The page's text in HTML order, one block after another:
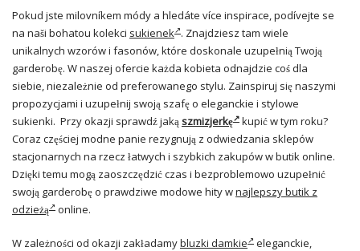
Pokud jste milovníkem módy a hledáte více inspirace, podívejte se
na naši bohatou kolekci sukienek . Znajdziesz tam wiele
unikalnych wzorów i fasonów, które doskonale uzupełnią Twoją
garderobę. W naszej ofercie każda kobieta odnajdzie coś dla
siebie, niezależnie od preferowanego stylu. Zainspiruj się naszymi
propozycjami i uzupełnij swoją szafę o eleganckie i stylowe
sukienki. Przy okazji sprawdź jakąszmizjerkę
kupić w tym roku?
Coraz częściej modne panie rezygnują z odwiedzania sklepów
stacjonarnych na rzecz łatwych i szybkich zakupów w butik online.
Dzięki temu mogą zaoszczędzić czas i bezproblemowo uzupełnić
swoją garderobę o prawdziwe modowe hity wnajlepszy butik z
odzieżą
online.
W zależności od okazji zakładamybluzki damkie
eleganckie,